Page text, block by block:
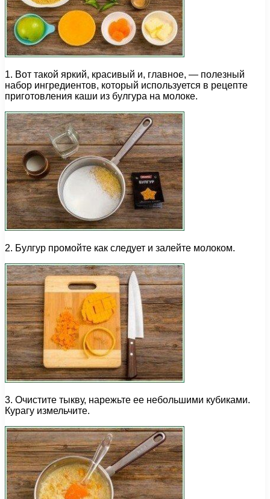
1. Вот такой яркий, красивый и, главное, — полезный
набор ингредиентов, который используется в рецепте
приготовления каши из булгура на молоке.
2. Булгур промойте как следует и залейте молоком.
3. Очистите тыкву, нарежьте ее небольшими кубиками.
Курагу измельчите.